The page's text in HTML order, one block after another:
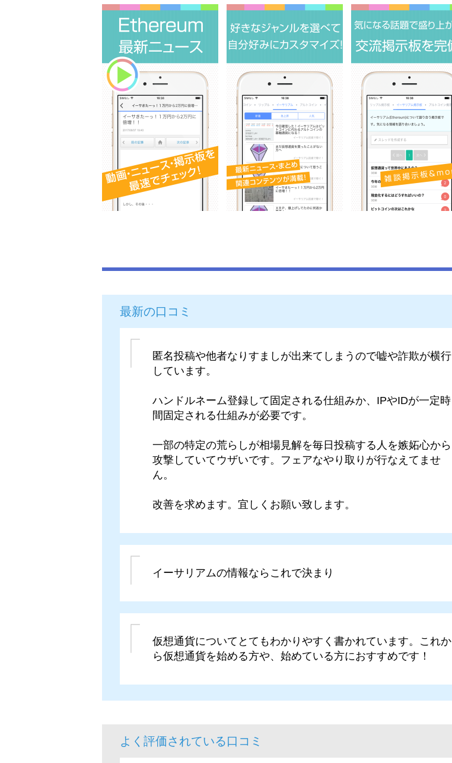
最新の口コミ
匿名投稿や他者なりすましが出来てしまうので嘘や詐欺が横行
しています。
ハンドルネーム登録して固定される仕組みか、IPやIDが一定時
間固定される仕組みが必要です。
一部の特定の荒らしが相場見解を毎日投稿する人を嫉妬心から
攻撃していてウザいです。フェアなやり取りが行なえてませ
ん。
改善を求めます。宜しくお願い致します。
イーサリアムの情報ならこれで決まり
仮想通貨についてとてもわかりやすく書かれています。これか
ら仮想通貨を始める方や、始めている方におすすめです！
よく評価されている口コミ